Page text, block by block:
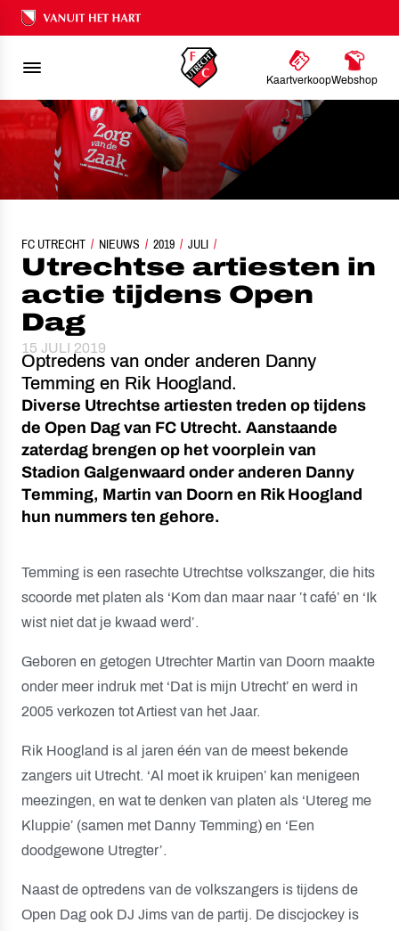
Ons nalatenschap
KaartverkoopWebshop
FC UTRECHT NIEUWS 2019 JULI
UTRECHTSE ARTIESTEN IN ACTIE TIJDENS OPEN DAG
Utrechtse artiesten in
actie tijdens Open
Dag
15 JULI 2019
Optredens van onder anderen Danny
Temming en Rik Hoogland.
Diverse Utrechtse artiesten treden op tijdens
de Open Dag van FC Utrecht. Aanstaande
zaterdag brengen op het voorplein van
Stadion Galgenwaard onder anderen Danny
Temming, Martin van Doorn en Rik Hoogland
hun nummers ten gehore.
Temming is een rasechte Utrechtse volkszanger, die hits
scoorde met platen als ‘Kom dan maar naar ’t café’ en ‘Ik
wist niet dat je kwaad werd’.
Geboren en getogen Utrechter Martin van Doorn maakte
onder meer indruk met ‘Dat is mijn Utrecht’ en werd in
2005 verkozen tot Artiest van het Jaar.
Rik Hoogland is al jaren één van de meest bekende
zangers uit Utrecht. ‘Al moet ik kruipen’ kan menigeen
meezingen, en wat te denken van platen als ‘Utereg me
Kluppie’ (samen met Danny Temming) en ‘Een
doodgewone Utregter’.
Naast de optredens van de volkszangers is tijdens de
Open Dag ook DJ Jims van de partij. De discjockey is